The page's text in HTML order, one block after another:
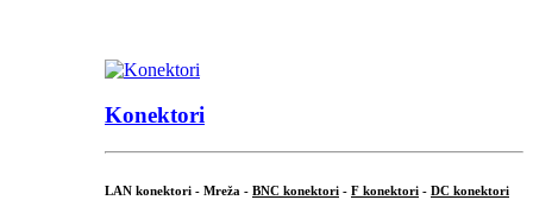
Konektori
LAN konektori - Mreža - BNC konektori - F konektori - DC konektori